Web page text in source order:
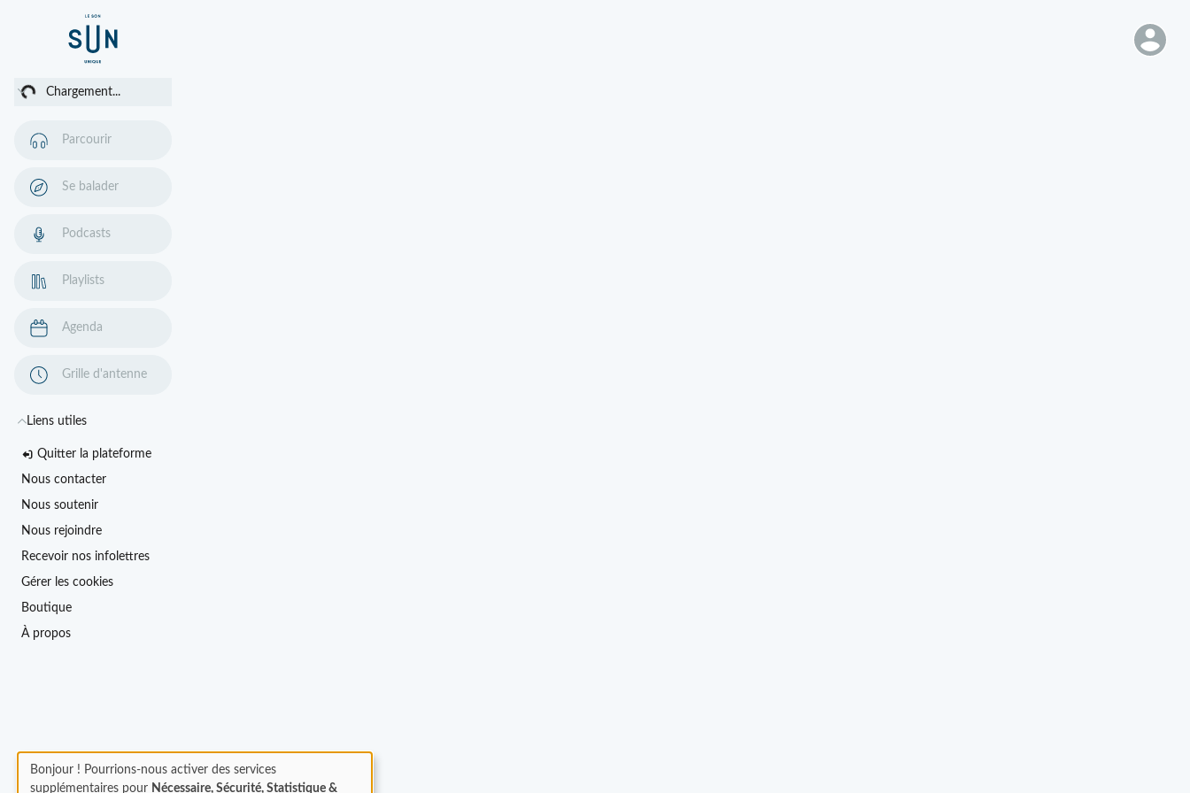
Chargement...
Parcourir
Se balader
Podcasts
Playlists
Agenda
Grille d'antenne
Liens utiles
Quitter la plateforme
Nous contacter
Nous soutenir
Nous rejoindre
Recevoir nos infolettres
Gérer les cookies
Boutique
À propos
Bonjour ! Pourrions-nous activer des services
supplémentaires pour Nécessaire, Sécurité, Statistique &